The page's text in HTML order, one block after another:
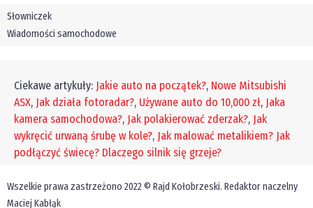
Słowniczek
Wiadomości samochodowe
Ciekawe artykuły: Jakie auto na początek?, Nowe Mitsubishi
ASX, Jak działa fotoradar?, Używane auto do 10,000 zł, Jaka
kamera samochodowa?, Jak polakierować zderzak?, Jak
wykręcić urwaną śrubę w kole?, Jak malować metalikiem? Jak
podłączyć świecę? Dlaczego silnik się grzeje?
Wszelkie prawa zastrzeżono 2022 © Rajd Kołobrzeski. Redaktor naczelny
Maciej Kabłąk